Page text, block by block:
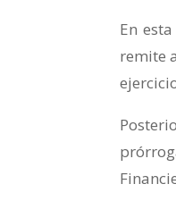
En
remite